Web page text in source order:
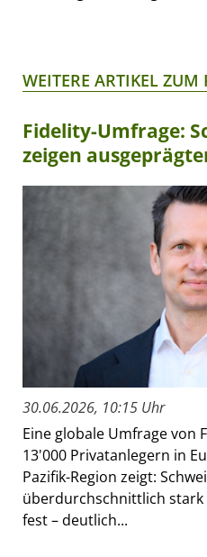
WEITERE ARTIKEL ZUM
Fidelity-Umfrage:
zeigen
30.06.2026, 10:15 Uhr
Eine globale Umfrage
13'000 Privatanlegern in
Pazifik-Region zeigt:
überdurchschnittlich stark
fest – deutlich...